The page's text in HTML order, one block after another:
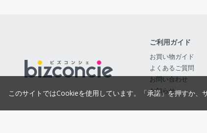
ご利用ガイド
お買い物ガイド
よくあるご質問
お問い合わせ
お知らせ
このサイトではCookieを使用しています。「承諾」を押すか、